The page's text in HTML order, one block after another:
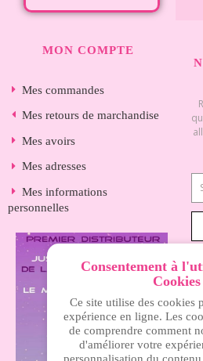
MON COMPTE
Mes commandes
Mes retours de marchandise
Mes avoirs
Mes adresses
Mes informations
personnelles
Consentement à
Cookies
Ce site utilise des cookies
expérience en ligne. Les
de comprendre comment
d'améliorer votre